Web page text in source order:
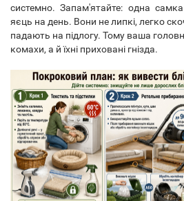
системно. Запам'ятайте: одна
яєць на день. Вони не липкі, легко
падають на підлогу. Тому ваша
комахи, а й їхні приховані гнізда.